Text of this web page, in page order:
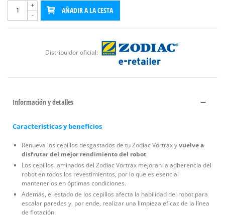
-
+
AÑADIR A LA CESTA
Distribuidor oficial:
Información y detalles
Características y beneficios
Renueva los cepillos desgastados de tu Zodiac Vortrax yvuelve a
disfrutar del mejor rendimiento del robot.
Los cepillos laminados del Zodiac Vortrax mejoran la adherencia del
robot en todos los revestimientos, por lo que es esencial
mantenerlos en óptimas condiciones.
Además, el estado de los cepillos afecta la habilidad del robot para
escalar paredes y, por ende, realizar una limpieza eficaz de la línea
de flotación.